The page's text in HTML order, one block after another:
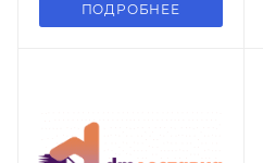
ПОДРОБНЕЕ